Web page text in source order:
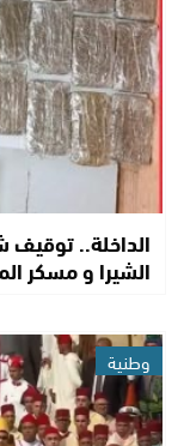
الشيرا و مسكر
وطنية